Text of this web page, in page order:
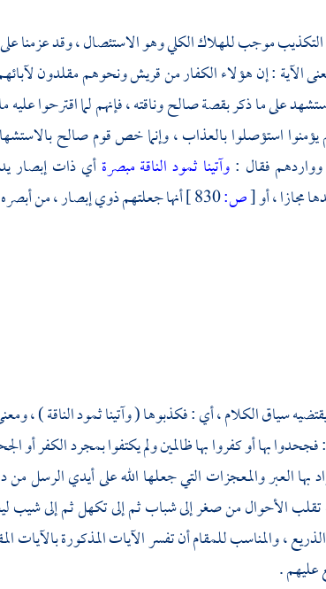
موجب للهلاك الكلي وهو الاستئصال ، وقد عزمنا
الآية : إن هؤلاء الكفار منقريشونحوهم مقلدون
على ما ذكر بقصة صالح وناقته ، فإنهم لما اقترحوا عليه
يؤمنوا استؤصلوا بالعذاب ، وإنما خص قومصالح
وواردهم فقال :وآتينا ثمود الناقة مبصرةأي ذات إبصار
مجازا ، أو[ص:830 ]
أنها جعلتهم ذوي إبصار ، من
سياق الكلام ، أي : فكذبوها ( وآتينا ثمود الناقة ) ،
بها أو كفروا بها ظالمين ولم يكتفوا بمجرد الكفر أو
العبر والمعجزات التي جعلها الله على أيدي الرسل من
تقلب الأحوال من صغر إلى شباب ثم إلى تكهل ثم إلى شيب
، والمناسب للمقام أن تفسر الآيات المذكورة بالآيات
عليهم .